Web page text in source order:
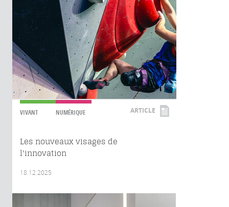
VIVANT NUMÉRIQUE ARTICLE
Les nouveaux visages de
l'innovation
18.12.2025